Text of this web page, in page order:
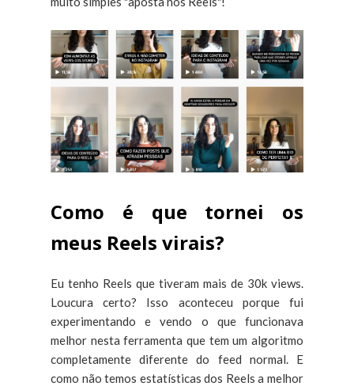
Como é que tornei os
meus Reels virais?
Eu tenho Reels que tiveram mais de 30k views.
Loucura certo? Isso aconteceu porque fui
experimentando e vendo o que funcionava
melhor nesta ferramenta que tem um algoritmo
completamente diferente do feed normal. E
como não temos estatísticas dos Reels a melhor